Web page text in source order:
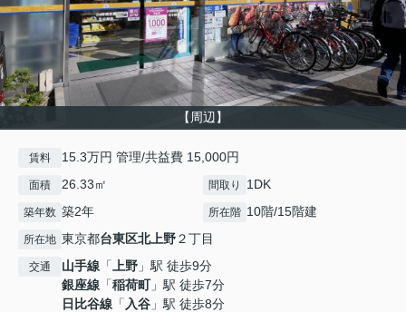
【周辺】
賃料 15.3万円 管理/共益費 15,000円
面積 26.33㎡ 間取り 1DK
築年数 築2年 所在階 10階/15階建
所在地 東京都台東区北上野２丁目
交通 山手線 「 上野 」駅 徒歩9分
銀座線 「稲荷町」駅 徒歩7分
日比谷線 「 入谷 」駅 徒歩8分